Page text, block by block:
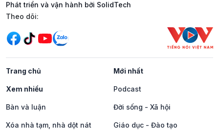
Phát triển và vận hành bởi SolidTech
Mạng xã hội
Theo dõi:
Trang chủ Mới nhất
Xem nhiều Podcast
Bàn và luận Đời sống - Xã hội
Xóa nhà tạm, nhà dột nát Giáo dục - Đào tạo